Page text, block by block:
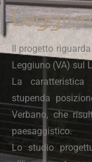
Il progetto
Leggiuno (VA) sul
La
stupenda
Verbano, che
paesaggistico.
Lo studio